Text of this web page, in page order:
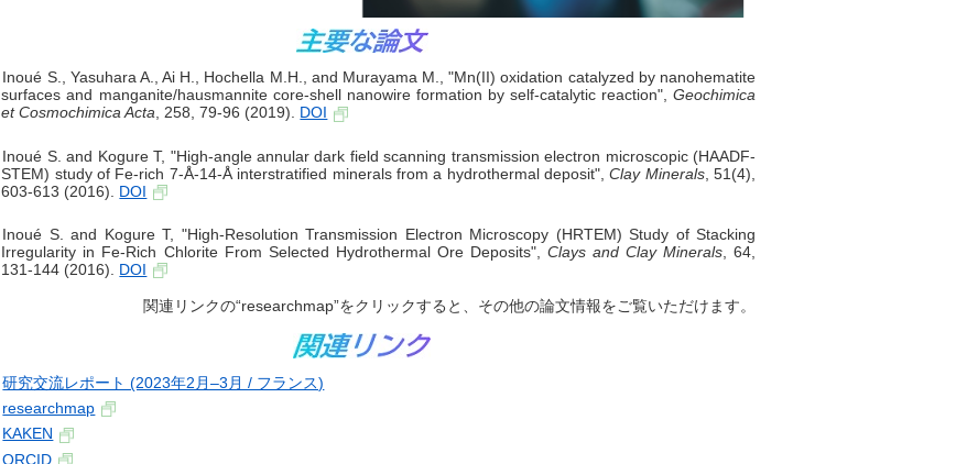
Inoué S., Yasuhara A., Ai H., Hochella M.H., and Murayama M., "Mn(II) oxidation catalyzed by nanohematite
surfaces and manganite/hausmannite core-shell nanowire formation by self-catalytic reaction", Geochimica
et Cosmochimica Acta, 258, 79-96 (2019). DOI
Inoué S. and Kogure T, "High-angle annular dark field scanning transmission electron microscopic (HAADF-
STEM) study of Fe-rich 7-Å-14-Å interstratified minerals from a hydrothermal deposit",Clay Minerals, 51(4),
603-613 (2016). DOI
Inoué S. and Kogure T, "High-Resolution Transmission Electron Microscopy (HRTEM) Study of Stacking
Irregularity in Fe-Rich Chlorite From Selected Hydrothermal Ore Deposits", Clays and Clay Minerals, 64,
131-144 (2016). DOI
関連リンクの“researchmap”をクリックすると、その他の論文情報をご覧いただけます。
研究交流レポート (2023年2月–3月 / フランス)
researchmap
KAKEN
ORCID